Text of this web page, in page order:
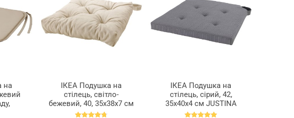
на
ІКЕА Подушка на
стілець, світло-
бежевий, 40, 35x38x7 см
MALINDA МАЛІНДА,
ІКЕА Подушка на
стілець, сірий, 42,
35x40x4 см JUSTINA
ЮСТИНА, 601.750.06